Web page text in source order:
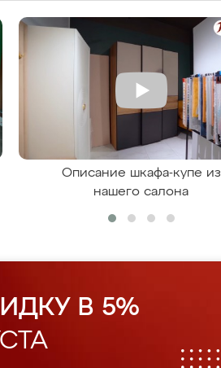
Описание шкафа-купе из
нашего салона
В 5%